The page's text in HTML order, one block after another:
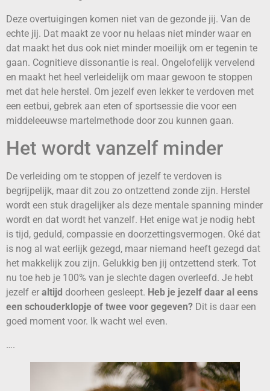
Deze overtuigingen komen niet van de gezonde jij. Van de
echte jij. Dat maakt ze voor nu helaas niet minder waar en
dat maakt het dus ook niet minder moeilijk om er tegenin te
gaan. Cognitieve dissonantie is real. Ongelofelijk vervelend
en maakt het heel verleidelijk om maar gewoon te stoppen
met dat hele herstel. Om jezelf even lekker te verdoven met
een eetbui, gebrek aan eten of sportsessie die voor een
middeleeuwse martelmethode door zou kunnen gaan.
Het wordt vanzelf minder
De verleiding om te stoppen of jezelf te verdoven is
begrijpelijk, maar dit zou zo ontzettend zonde zijn. Herstel
wordt een stuk dragelijker als deze mentale spanning minder
wordt en dat wordt het vanzelf. Het enige wat je nodig hebt
is tijd, geduld, compassie en doorzettingsvermogen. Oké dat
is nog al wat eerlijk gezegd, maar niemand heeft gezegd dat
het makkelijk zou zijn. Gelukkig ben jij ontzettend sterk. Tot
nu toe heb je 100% van je slechte dagen overleefd. Je hebt
jezelf er altijd doorheen gesleept. Heb je jezelf daar al eens
een schouderklopje of twee voor gegeven? Dit is daar een
goed moment voor. Ik wacht wel even.
….